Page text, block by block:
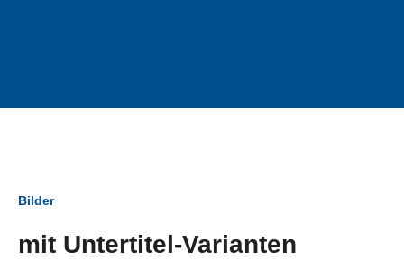
Bilder
mit Untertitel-Varianten